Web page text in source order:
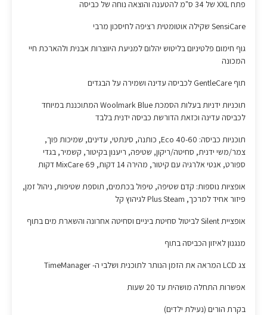
פתח XXL של 34 ס"מ להטענה והוצאה נוחה של כביסה
SensiCare שקילה אוטומטית רציפה לחיסכון מרבי
גוף חימום פלטיניום בליטוש יהלום למניעת היווצרות אבנית ולהארכת חיי
המכונה
תוף GentleCare לכביסה עדינה ושמירה על הבגדים
תוכניות ידניות בעלות הסמכת Woolmark Blue המתוכננת במיוחד
לכביסה עדינה וכזאת הדורשת כביסה ידנית בלבד
תוכניות כביסה: 40-60 Eco, כותנה, סינתטי, עדינים, שמיכות פוך,
צמר/משי ידנית, סחיטה/ריקון, שטיפה, ריענון בקיטור, קשמיר, בגדי
ספורט, אנטי אלרגיה עם קיטור, מהירה 14 דקות, MixCare 69 דקות
אופציות נוספות: קדם שטיפה, טיפול בכתמים, תוספת שטיפות, ניהול זמן,
פיזור אחיד למרכך, Plus Steam לגיהוץ קל
אופציית Silent לביטול סחיטת ביניים וסחיטה אחרונה והשארת מים בתוף
מנגנון לאיזון הכביסה בתוף
צג LCD המראה את הזמן הנותר לתוכנית ושלבי ה- TimeManager
אפשרות התחלה מושהית עד 20 שעות
בקרת הורים (נעילת ילדים)